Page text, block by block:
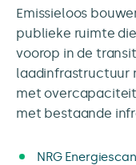
Emissieloos
publieke ruimte
voorop in de
laadinfrastructuur
met
met bestaande
NRG